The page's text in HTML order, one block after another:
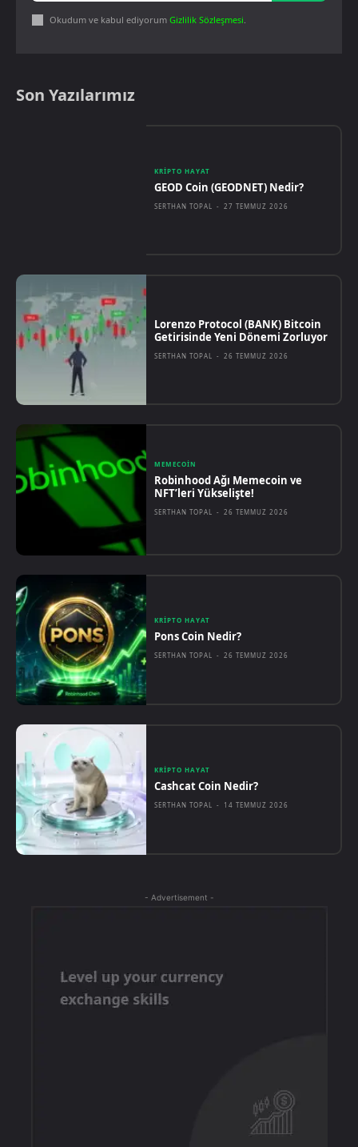
Okudum ve kabul ediyorum Gizlilik Sözleşmesi.
Son Yazılarımız
KRIPTO HAYAT
GEOD Coin (GEODNET) Nedir?
SERTHAN TOPAL - 27 TEMMUZ 2026
Lorenzo Protocol (BANK) Bitcoin
Getirisinde Yeni Dönemi Zorluyor
SERTHAN TOPAL - 26 TEMMUZ 2026
MEMECOIN
Robinhood Ağı Memecoin ve
NFT’leri Yükselişte!
SERTHAN TOPAL - 26 TEMMUZ 2026
KRIPTO HAYAT
Pons Coin Nedir?
SERTHAN TOPAL - 26 TEMMUZ 2026
KRIPTO HAYAT
Cashcat Coin Nedir?
SERTHAN TOPAL - 14 TEMMUZ 2026
- Advertisement -